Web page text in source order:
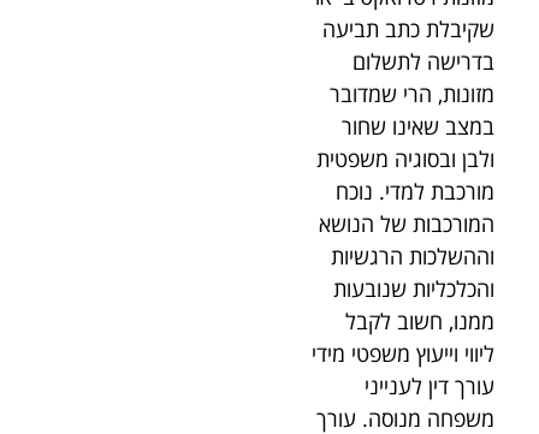
שקיבלת כתב תביעה
בדרישה לתשלום
מזונות, הרי שמדובר
במצב שאינו שחור
ולבן ובסוגיה משפטית
מורכבת למדי. נוכח
המורכבות של הנושא
וההשלכות הרגשיות
והכלכליות שנובעות
ממנו, חשוב לקבל
ליווי וייעוץ משפטי מידי
עורך דין לענייני
משפחה מנוסה. עורך